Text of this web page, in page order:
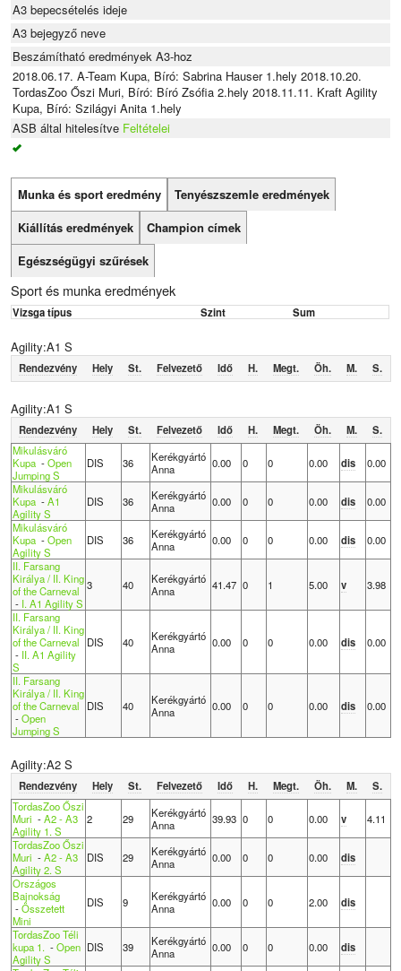
A3 bepecsételés ideje
A3 bejegyző neve
Beszámítható eredmények A3-hoz
2018.06.17. A-Team Kupa, Bíró: Sabrina Hauser 1.hely 2018.10.20.
TordasZoo Őszi Muri, Bíró: Bíró Zsófia 2.hely 2018.11.11. Kraft Agility
Kupa, Bíró: Szilágyi Anita 1.hely
ASB által hitelesítve Feltételei
Munka és sport eredmény
Tenyészszemle eredmények
Kiállítás eredmények
Champion címek
Egészségügyi szűrések
Sport és munka eredmények
Vizsga típus Szint Sum
Agility:A1 S
Rendezvény Hely St. Felvezető Idő H. Megt. Öh. M. S.
Agility:A1 S
Rendezvény Hely St. Felvezető Idő H. Megt. Öh. M.
S.
Mikulásváró
Kupa-Open
Jumping S
DIS 36
Kerékgyártó
Anna
0.00 0 0 0.00 dis
0.00
Mikulásváró
Kupa-A1
Agility S
DIS 36
Kerékgyártó
Anna
0.00 0 0 0.00 dis
0.00
Mikulásváró
Kupa-Open
Agility S
DIS 36
Kerékgyártó
Anna
0.00 0 0 0.00 dis
0.00
II. Farsang
Királya / II. King
of the Carneval
- I. A1 Agility S
3 40
Kerékgyártó
Anna
41.47 0 1 5.00 v 3.98
II. Farsang
Királya / II. King
of the Carneval
- II. A1 Agility
S
DIS 40
Kerékgyártó
Anna
0.00 0 0 0.00 dis 0.00
II. Farsang
Királya / II. King
of the Carneval
-Open
Jumping S
DIS 40
Kerékgyártó
Anna
0.00 0 0 0.00 dis 0.00
Agility:A2 S
Rendezvény Hely St. Felvezető Idő H. Megt. Öh. M.
S.
TordasZoo Őszi
Muri -A2 - A3
Agility 1. S
2 29
Kerékgyártó
Anna
39.93 0 0 0.00 v
4.11
TordasZoo Őszi
Muri -A2 - A3
Agility 2. S
DIS 29
Kerékgyártó
Anna
0.00 0 0 0.00
dis
Országos
Bajnokság
-Összetett
Mini
DIS 9
Kerékgyártó
Anna
0.00 0 0 2.00 dis
TordasZoo Téli
kupa 1. -Open
Agility S
DIS 39
Kerékgyártó
Anna
0.00 0 0 0.00
dis